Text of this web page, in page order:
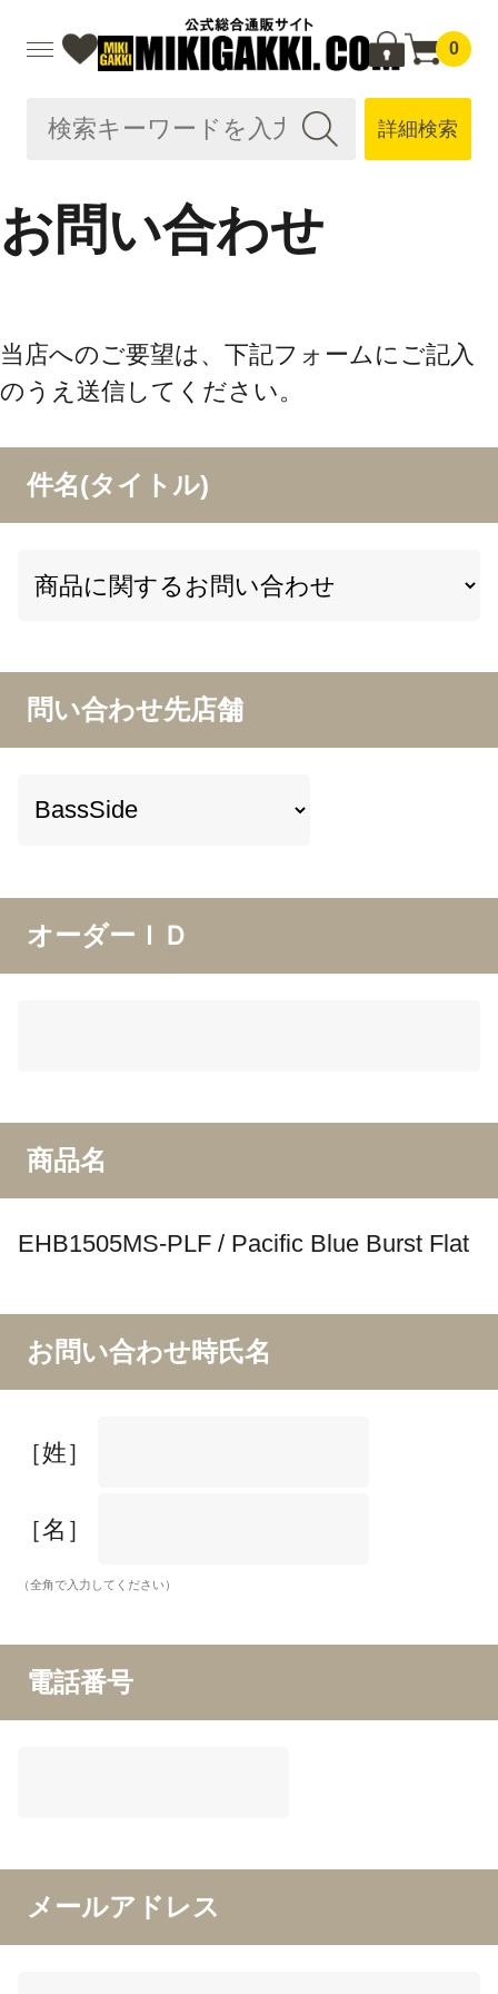
0
詳細検索
お問い合わせ
当店へのご要望は、下記フォームにご記入
のうえ送信してください。
件名(タイトル)
問い合わせ先店舗
オーダーＩＤ
商品名
EHB1505MS-PLF / Pacific Blue Burst Flat
お問い合わせ時氏名
［姓］
［名］
（全角で入力してください）
電話番号
メールアドレス